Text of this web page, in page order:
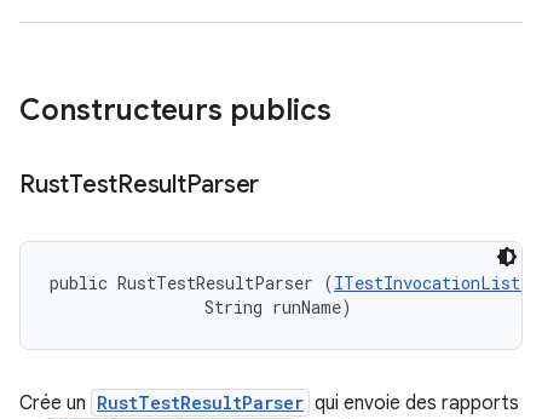
Constructeurs publics
RustTestResultParser
public RustTestResultParser (
                String runName)
Crée un RustTestResultParser qui envoie des rapports